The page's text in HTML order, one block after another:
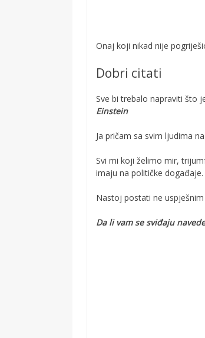
Onaj koji nikad nije
Dobri citati
Sve bi trebalo napraviti što
Einstein
Ja pričam sa svim ljudima
Svi mi koji želimo mir,
imaju na političke
Nastoj postati ne
Da li vam se sviđaju